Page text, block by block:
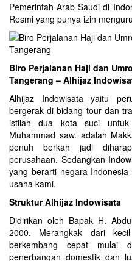
Pemerintah Arab Saudi di
Resmi yang punya izin
Biro Perjalanan Haji dan
Tangerang – Alhijaz
Alhijaz Indowisata yaitu
bergerak di bidang tour dan
istilah dua kota suci
Muhammad saw. adalah
penuh berkah jadi
perusahaan. Sedangkan
yang berarti negara
usaha kami.
Struktur Alhijaz Indowisata
Didirikan oleh Bapak H.
2000. Merangkak dari
berkembang cepat mulai
penerbangan domestik dan